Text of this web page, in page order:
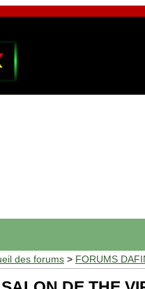
des forums > FORUMS